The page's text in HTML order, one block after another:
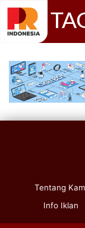
Tentang
Info Iklan